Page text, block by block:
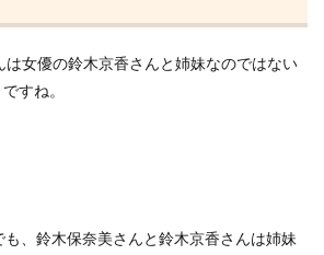
は女優の鈴木京香さんと姉妹なのではない
すね。
、鈴木保奈美さんと鈴木京香さんは姉妹